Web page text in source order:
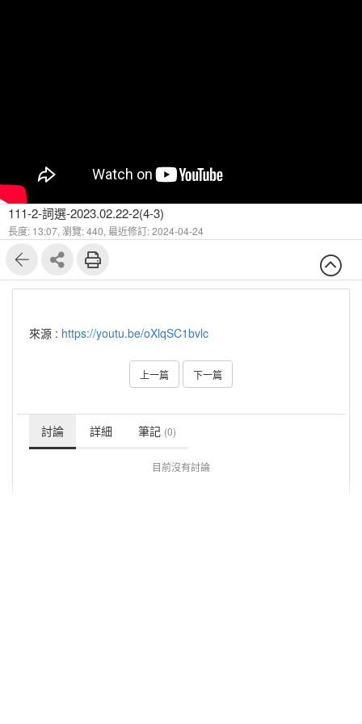
111-2-詞選-2023.02.22-2(4-3)
長度: 13:07, 瀏覽: 440, 最近修訂: 2024-04-24
來源 : https://youtu.be/oXlqSC1bvlc
上一篇 下一篇
討論 詳細 筆記 (0)
目前沒有討論